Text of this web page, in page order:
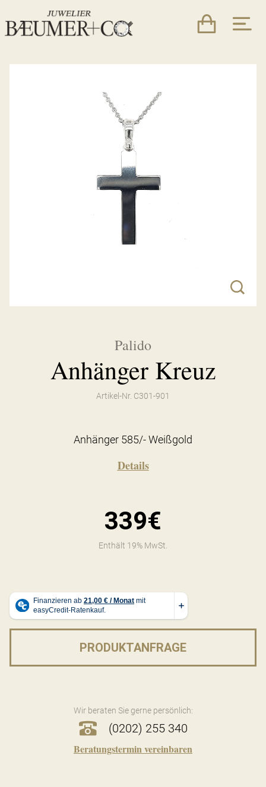
Palido
Anhänger Kreuz
Artikel-Nr. C301-901
Anhänger 585/- Weißgold
Details
339€
Enthält 19% MwSt.
PRODUKTANFRAGE
Wir beraten Sie gerne persönlich:
(0202) 255 340
Beratungstermin vereinbaren